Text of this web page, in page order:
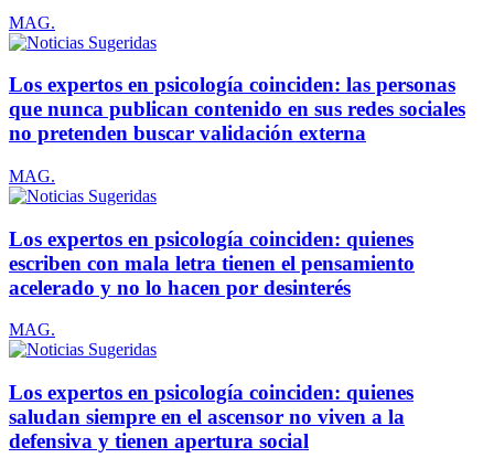
MAG.
Los expertos en psicología coinciden: las personas
que nunca publican contenido en sus redes sociales
no pretenden buscar validación externa
MAG.
Los expertos en psicología coinciden: quienes
escriben con mala letra tienen el pensamiento
acelerado y no lo hacen por desinterés
MAG.
Los expertos en psicología coinciden: quienes
saludan siempre en el ascensor no viven a la
defensiva y tienen apertura social